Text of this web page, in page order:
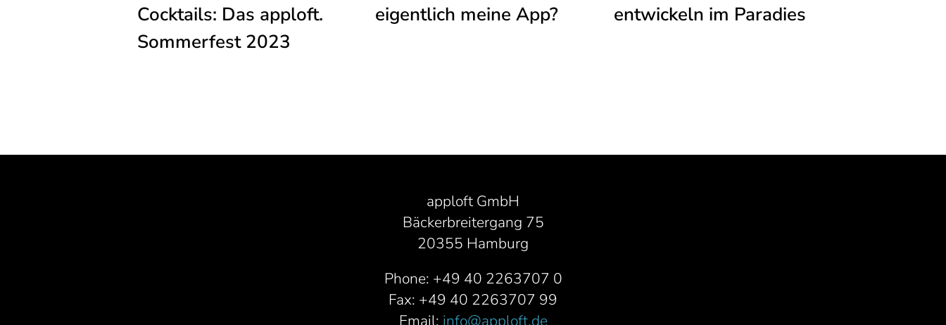
Cocktails: Das apploft.
Sommerfest 2023
eigentlich meine App?
entwickeln im Paradies
apploft GmbH
Bäckerbreitergang 75
20355 Hamburg
Phone: +49 40 2263707 0
Fax: +49 40 2263707 99
Email: info@apploft.de